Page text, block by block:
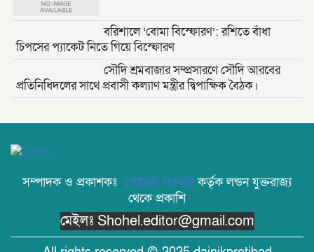
বরিশালে ‘বোমা বিস্ফোরণ’: রশিতে বাঁধা
চিপসের প্যাকেট নিতে গিয়ে বিস্ফোরণ
সৌদি শ্রমবাজার সম্প্রসারণে সৌদি আরবের
প্রতিনিধিদলের সাথে প্রবাসী কল্যাণ মন্ত্রীর দ্বিপাক্ষিক বৈঠক।
উদ্ধার
সিলেট-২ আসনের এমপি লুনা’র সা‌থে বৃটেনে
সাক্ষাৎ বিনিময়
মানবিক সংগঠন সিলেট-চট্টগ্রাম ফ্রেন্ডশিপ
ফাউন্ডেশন যুক্তরাজ্য শাখা’র কমিটি গঠন
সম্পাদক ও প্রকাশকঃ সোহেল সরকারকর্তৃক লন্ডন যুক্তরাজ্য
থেকে প্রকাশি
মেইলঃ Shohel.editor@gmail.com